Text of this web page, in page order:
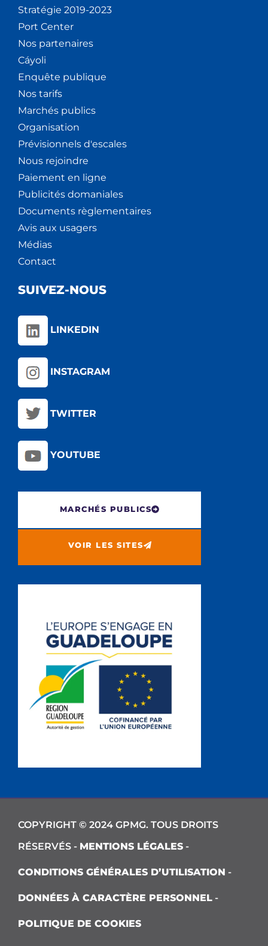
Stratégie 2019-2023
Port Center
Nos partenaires
Cáyoli
Enquête publique
Nos tarifs
Marchés publics
Organisation
Prévisionnels d'escales
Nous rejoindre
Paiement en ligne
Publicités domaniales
Documents règlementaires
Avis aux usagers
Médias
Contact
SUIVEZ-NOUS
LINKEDIN
INSTAGRAM
TWITTER
YOUTUBE
MARCHÉS PUBLICS
VOIR LES SITES
COPYRIGHT © 2024 GPMG. TOUS DROITS
RÉSERVÉS - MENTIONS LÉGALES -
CONDITIONS GÉNÉRALES D’UTILISATION -
DONNÉES À CARACTÈRE PERSONNEL -
POLITIQUE DE COOKIES